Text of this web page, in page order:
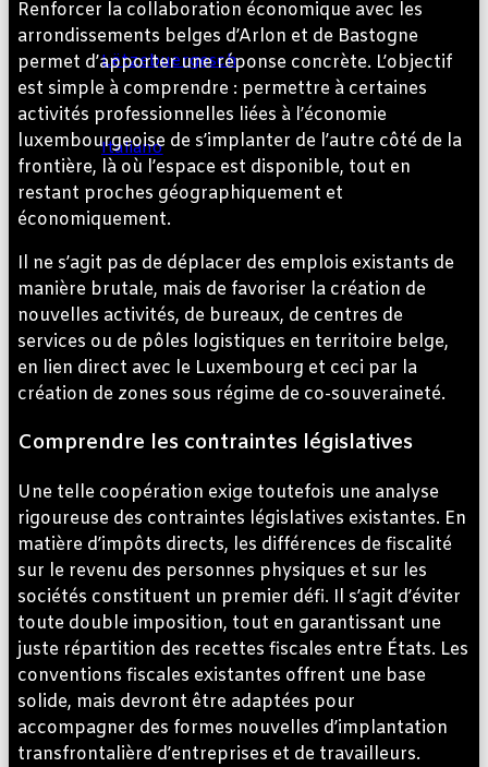
Lëtzebuergesch
Italiano
Rechercher
Renforcer la collaboration économique avec les
arrondissements belges d’Arlon et de Bastogne
permet d’apporter une réponse concrète. L’objectif
est simple à comprendre : permettre à certaines
activités professionnelles liées à l’économie
luxembourgeoise de s’implanter de l’autre côté de la
frontière, là où l’espace est disponible, tout en
restant proches géographiquement et
économiquement.
Il ne s’agit pas de déplacer des emplois existants de
manière brutale, mais de favoriser la création de
nouvelles activités, de bureaux, de centres de
services ou de pôles logistiques en territoire belge,
en lien direct avec le Luxembourg et ceci par la
création de zones sous régime de co-souveraineté.
Comprendre les contraintes législatives
Une telle coopération exige toutefois une analyse
rigoureuse des contraintes législatives existantes. En
matière d’impôts directs, les différences de fiscalité
sur le revenu des personnes physiques et sur les
sociétés constituent un premier défi. Il s’agit d’éviter
toute double imposition, tout en garantissant une
juste répartition des recettes fiscales entre États. Les
conventions fiscales existantes offrent une base
solide, mais devront être adaptées pour
accompagner des formes nouvelles d’implantation
transfrontalière d’entreprises et de travailleurs.